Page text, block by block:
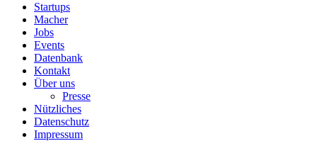
Startups
Macher
Jobs
Events
Datenbank
Kontakt
Über uns
Presse
Nützliches
Datenschutz
Impressum